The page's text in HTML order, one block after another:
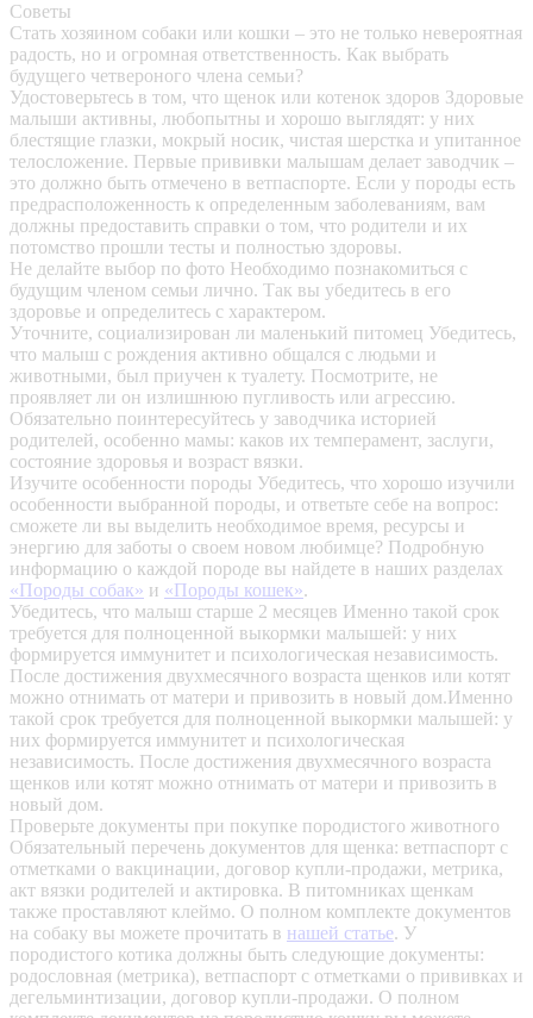
Советы
Стать хозяином собаки или кошки – это не только невероятная
радость, но и огромная ответственность. Как выбрать
будущего четвероного члена семьи?
Удостоверьтесь в том, что щенок или котенок здоров Здоровые
малыши активны, любопытны и хорошо выглядят: у них
блестящие глазки, мокрый носик, чистая шерстка и упитанное
телосложение. Первые прививки малышам делает заводчик –
это должно быть отмечено в ветпаспорте. Если у породы есть
предрасположенность к определенным заболеваниям, вам
должны предоставить справки о том, что родители и их
потомство прошли тесты и полностью здоровы.
Не делайте выбор по фото Необходимо познакомиться с
будущим членом семьи лично. Так вы убедитесь в его
здоровье и определитесь с характером.
Уточните, социализирован ли маленький питомец Убедитесь,
что малыш с рождения активно общался с людьми и
животными, был приучен к туалету. Посмотрите, не
проявляет ли он излишнюю пугливость или агрессию.
Обязательно поинтересуйтесь у заводчика историей
родителей, особенно мамы: каков их темперамент, заслуги,
состояние здоровья и возраст вязки.
Изучите особенности породы Убедитесь, что хорошо изучили
особенности выбранной породы, и ответьте себе на вопрос:
сможете ли вы выделить необходимое время, ресурсы и
энергию для заботы о своем новом любимце? Подробную
информацию о каждой породе вы найдете в наших разделах
«Породы собак» и «Породы кошек».
Убедитесь, что малыш старше 2 месяцев Именно такой срок
требуется для полноценной выкормки малышей: у них
формируется иммунитет и психологическая независимость.
После достижения двухмесячного возраста щенков или котят
можно отнимать от матери и привозить в новый дом.Именно
такой срок требуется для полноценной выкормки малышей: у
них формируется иммунитет и психологическая
независимость. После достижения двухмесячного возраста
щенков или котят можно отнимать от матери и привозить в
новый дом.
Проверьте документы при покупке породистого животного
Обязательный перечень документов для щенка: ветпаспорт с
отметками о вакцинации, договор купли-продажи, метрика,
акт вязки родителей и актировка. В питомниках щенкам
также проставляют клеймо. О полном комплекте документов
на собаку вы можете прочитать в нашей статье. У
породистого котика должны быть следующие документы:
родословная (метрика), ветпаспорт с отметками о прививках и
дегельминтизации, договор купли-продажи. О полном